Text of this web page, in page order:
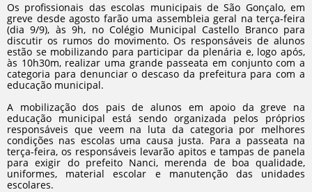
Os profissionais das escolas municipais de São Gonçalo, em
greve desde agosto farão uma assembleia geral na terça-feira
(dia 9/9), às 9h, no Colégio Municipal Castello Branco para
discutir os rumos do movimento. Os responsáveis de alunos
estão se mobilizando para participar da plenária e, logo após,
às 10h30m, realizar uma grande passeata em conjunto com a
categoria para denunciar o descaso da prefeitura para com a
educação municipal.
A mobilização dos pais de alunos em apoio da greve na
educação municipal está sendo organizada pelos próprios
responsáveis que veem na luta da categoria por melhores
condições nas escolas uma causa justa. Para a passeata na
terça-feira, os responsáveis levarão apitos e tampas de panela
para exigir do prefeito Nanci, merenda de boa qualidade,
uniformes, material escolar e manutenção das unidades
escolares.